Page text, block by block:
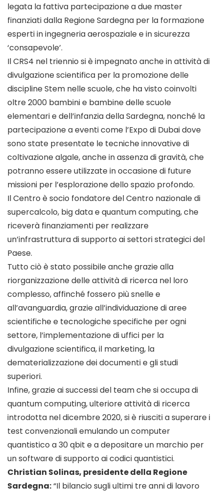
legata la fattiva partecipazione a due master
finanziati dalla Regione Sardegna per la formazione
esperti in ingegneria aerospaziale e in sicurezza
‘consapevole’.
Il CRS4 nel triennio si è impegnato anche in attività di
divulgazione scientifica per la promozione delle
discipline Stem nelle scuole, che ha visto coinvolti
oltre 2000 bambini e bambine delle scuole
elementari e dell’infanzia della Sardegna, nonché la
partecipazione a eventi come l’Expo di Dubai dove
sono state presentate le tecniche innovative di
coltivazione algale, anche in assenza di gravità, che
potranno essere utilizzate in occasione di future
missioni per l’esplorazione dello spazio profondo.
Il Centro è socio fondatore del Centro nazionale di
supercalcolo, big data e quantum computing, che
riceverà finanziamenti per realizzare
un’infrastruttura di supporto ai settori strategici del
Paese.
Tutto ciò è stato possibile anche grazie alla
riorganizzazione delle attività di ricerca nel loro
complesso, affinché fossero più snelle e
all’avanguardia, grazie all’individuazione di aree
scientifiche e tecnologiche specifiche per ogni
settore, l’implementazione di uffici per la
divulgazione scientifica, il marketing, la
dematerializzazione dei documenti e gli studi
superiori.
Infine, grazie ai successi del team che si occupa di
quantum computing, ulteriore attività di ricerca
introdotta nel dicembre 2020, si è riusciti a superare i
test convenzionali emulando un computer
quantistico a 30 qbit e a depositare un marchio per
un software di supporto ai codici quantistici.
Christian Solinas, presidente della Regione
Sardegna:“Il bilancio sugli ultimi tre anni di lavoro